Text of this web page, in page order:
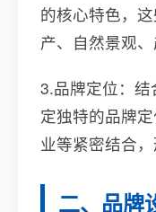
的核心特色，
产、自然景观、
3.品牌定位：
定独特的品牌
业等紧密结合，
二、品牌